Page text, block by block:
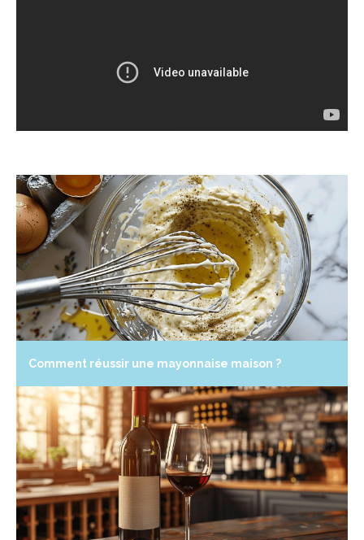
Comment réussir une mayonnaise maison ?